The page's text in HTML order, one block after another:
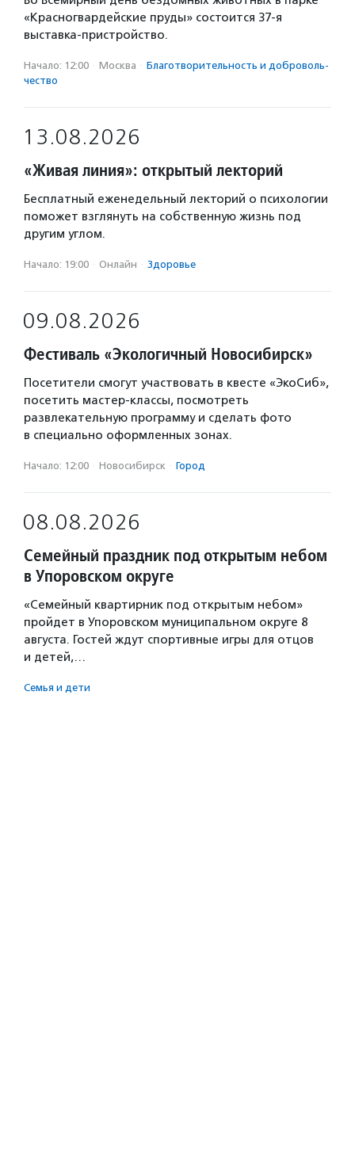
«Красногвардейские пруды» состоится 37-я
выставка-пристройство.
Начало: 12:00 · Москва · Благотвори­тель­ность и доброволь­
чест­во
13.08.2026
«Живая линия»: открытый лекторий
Бесплатный еженедельный лекторий о психологии
поможет взглянуть на собственную жизнь под
другим углом.
Начало: 19:00 · Онлайн · Здоровье
09.08.2026
Фестиваль «Экологичный Новосибирск»
Посетители смогут участвовать в квесте «ЭкоСиб»,
посетить мастер-классы, посмотреть
развлекательную программу и сделать фото
в специально оформленных зонах.
Начало: 12:00 · Новосибирск · Город
08.08.2026
Семейный праздник под открытым небом
в Упоровском округе
«Семейный квартирник под открытым небом»
пройдет в Упоровском муниципальном округе 8
августа. Гостей ждут спортивные игры для отцов
и детей,…
Семья и дети